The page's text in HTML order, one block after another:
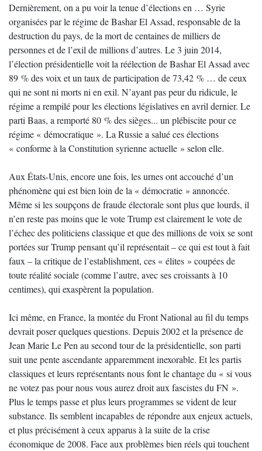
Dernièrement, on a pu voir la tenue d’élections en … Syrie
organisées par le régime de Bashar El Assad, responsable de la
destruction du pays, de la mort de centaines de milliers de
personnes et de l’exil de millions d’autres. Le 3 juin 2014,
l’élection présidentielle voit la réélection de Bashar El Assad avec
89 % des voix et un taux de participation de 73,42 % … de ceux
qui ne sont ni morts ni en exil. N’ayant pas peur du ridicule, le
régime a rempilé pour les élections législatives en avril dernier. Le
parti Baas, a remporté 80 % des sièges... un plébiscite pour ce
régime « démocratique ». La Russie a salué ces élections
« conforme à la Constitution syrienne actuelle » selon elle.
Aux États-Unis, encore une fois, les urnes ont accouché d’un
phénomène qui est bien loin de la « démocratie » annoncée.
Même si les soupçons de fraude électorale sont plus que lourds, il
n’en reste pas moins que le vote Trump est clairement le vote de
l’échec des politiciens classique et que des millions de voix se sont
portées sur Trump pensant qu’il représentait – ce qui est tout à fait
faux – la critique de l’establishment, ces « élites » coupées de
toute réalité sociale (comme l’autre, avec ses croissants à 10
centimes), qui exaspèrent la population.
Ici même, en France, la montée du Front National au fil du temps
devrait poser quelques questions. Depuis 2002 et la présence de
Jean Marie Le Pen au second tour de la présidentielle, son parti
suit une pente ascendante apparemment inexorable. Et les partis
classiques et leurs représentants nous font le chantage du « si vous
ne votez pas pour nous vous aurez droit aux fascistes du FN ».
Plus le temps passe et plus leurs programmes se vident de leur
substance. Ils semblent incapables de répondre aux enjeux actuels,
et plus précisément à ceux apparus à la suite de la crise
économique de 2008. Face aux problèmes bien réels qui touchent